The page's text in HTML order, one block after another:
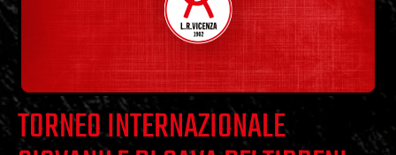
TORNEO INTERNAZIONALE